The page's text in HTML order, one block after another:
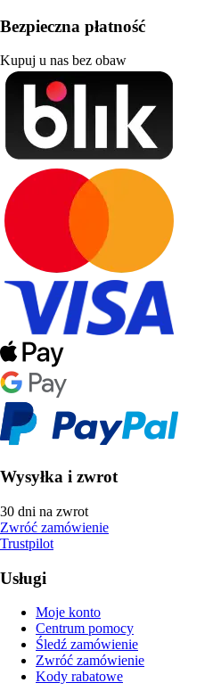
Bezpieczna płatność
Kupuj u nas bez obaw
Wysyłka i zwrot
30 dni na zwrot
Zwróć zamówienie
Trustpilot
Usługi
Moje konto
Centrum pomocy
Śledź zamówienie
Zwróć zamówienie
Kody rabatowe